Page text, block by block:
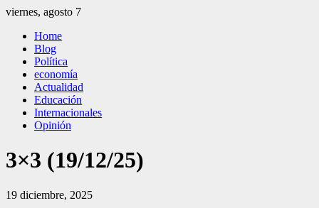
Saltar
contenido
viernes, agosto 7
El Independiente
El independiente Libre y Transparente
Home
Blog
Política
economía
Actualidad
Educación
Internacionales
Opinión
3×3 (19/12/25)
19 diciembre, 2025